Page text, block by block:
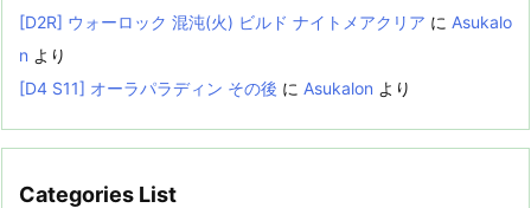
[D2R] ウォーロック 混沌(火) ビルド ナイトメアクリア に Asukalo
n より
[D4 S11] オーラパラディン その後 に Asukalon より
Categories List